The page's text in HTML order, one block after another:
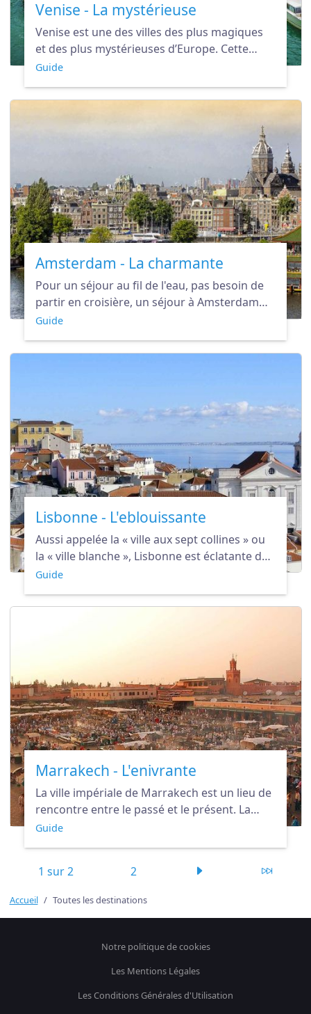
Venise - La mystérieuse
Venise est une des villes des plus magiques
et des plus mystérieuses d’Europe. Cette
perle de l’Adriatique vous fera rêver et
Guide
Amsterdam - La charmante
Pour un séjour au fil de l'eau, pas besoin de
partir en croisière, un séjour à Amsterdam
vous ravira tout autant et le charme de ses
Guide
Lisbonne - L'eblouissante
Aussi appelée la « ville aux sept collines » ou
la « ville blanche », Lisbonne est éclatante de
soleil et de charme et vous émerveillera pour
Guide
Marrakech - L'enivrante
La ville impériale de Marrakech est un lieu de
rencontre entre le passé et le présent. La
capitale du Maroc est une destination
Guide
1 sur 2 2
Accueil Toutes les destinations
Notre politique de cookies
Les Mentions Légales
Les Conditions Générales d'Utilisation